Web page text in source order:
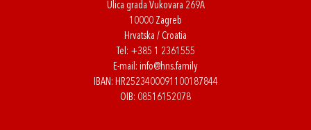
Ulica grada Vukovara 269A
10000 Zagreb
Hrvatska / Croatia
Tel: +385 1 2361555
E-mail: info@hns.family
IBAN: HR2523400091100187844
OIB: 08516152078